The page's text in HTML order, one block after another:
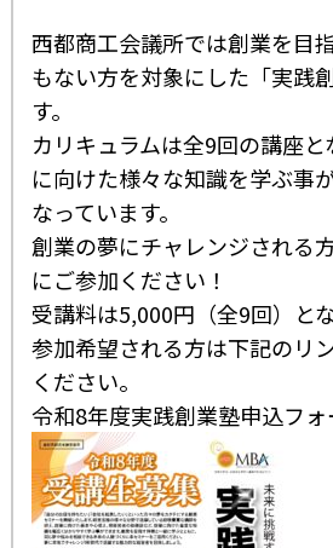
西都商工会議所では創業を目
もない方を対象にした「実践
す。
カリキュラムは全9回の講座と
に向けた様々な知識を学ぶ事
なっています。
創業の夢にチャレンジされる
にご参加ください！
受講料は5,000円（全9回）と
参加希望される方は下記のリ
ください。
令和8年度実践創業塾申込フォ